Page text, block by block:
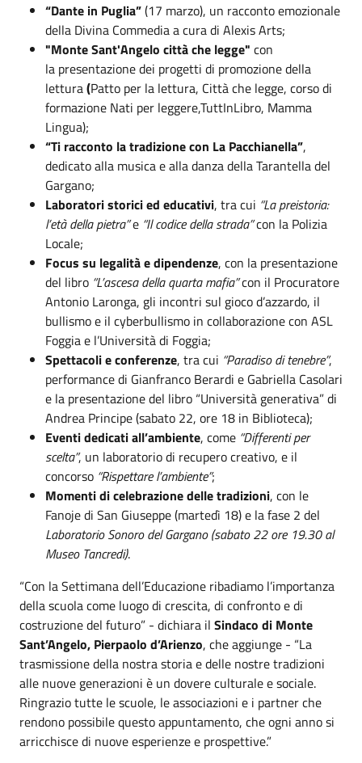
“Dante in Puglia”(17 marzo), un racconto emozionale
della Divina Commedia a cura di Alexis Arts;
"Monte Sant'Angelo città che legge" con
la presentazione dei progetti di promozione della
lettura(Patto per la lettura, Città che legge, corso di
formazione Nati per leggere,TuttInLibro, Mamma
Lingua);
“Ti racconto la tradizione con La Pacchianella”,
dedicato alla musica e alla danza della Tarantella del
Gargano;
Laboratori storici ed educativi, tra cui “La preistoria:
l’età della pietra”e “Il codice della strada”con la Polizia
Locale;
Focus su legalità e dipendenze, con la presentazione
del libro “L’ascesa della quarta mafia”con il Procuratore
Antonio Laronga, gli incontri sul gioco d’azzardo, il
bullismo e il cyberbullismo in collaborazione con ASL
Foggia e l’Università di Foggia;
Spettacoli e conferenze, tra cui “Paradiso di tenebre”,
performance di Gianfranco Berardi e Gabriella Casolari
e la presentazione del libro “Università generativa” di
Andrea Principe (sabato 22, ore 18 in Biblioteca);
Eventi dedicati all’ambiente, come “Differenti per
scelta”, un laboratorio di recupero creativo, e il
concorso “Rispettare l’ambiente”;
Momenti di celebrazione delle tradizioni, con le
Fanoje di San Giuseppe (martedì 18) e la fase 2 del
Laboratorio Sonoro del Gargano (sabato 22 ore 19.30 al
Museo Tancredi).
“Con la Settimana dell’Educazione ribadiamo l’importanza
della scuola come luogo di crescita, di confronto e di
costruzione del futuro” - dichiara il Sindaco di Monte
Sant’Angelo, Pierpaolo d’Arienzo, che aggiunge - “La
trasmissione della nostra storia e delle nostre tradizioni
alle nuove generazioni è un dovere culturale e sociale.
Ringrazio tutte le scuole, le associazioni e i partner che
rendono possibile questo appuntamento, che ogni anno si
arricchisce di nuove esperienze e prospettive.”